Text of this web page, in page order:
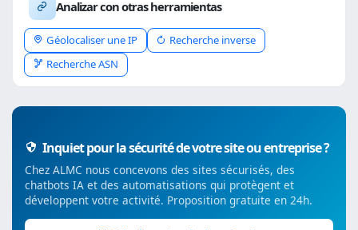
Analizar con otras herramientas
Géolocaliser une IP
Recherche inverse
Recherche ASN
Inquiet pour la sécurité de votre site ou entreprise ?
Chez ALMC nous concevons des sites sécurisés, des
chatbots IA et des automatisations qui protègent et
développent votre activité. Proposition gratuite en 24h.